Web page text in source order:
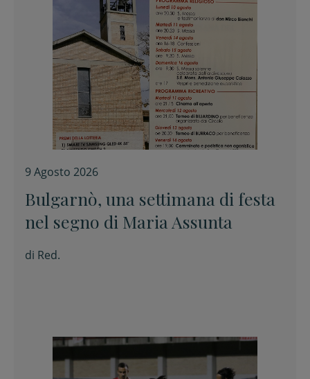
9 Agosto 2026
Bulgarnò, una settimana di festa
nel segno di Maria Assunta
di Red.